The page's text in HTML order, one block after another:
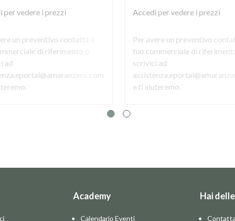
per vedere i prezzi
un preventivo contatta il
di riferimento o
ad
Accedi per vedere i prezzi
Per avere un preventivo
tuo commerciale di riferimento
scrivici ad
e ti aiuteremo.
Academy
Calendario Eventi
Hai